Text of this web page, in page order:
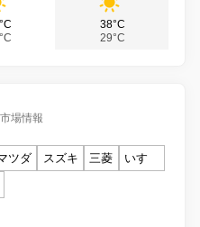
38°C
29°C
市場情報
ツダ スズキ 三菱
いすゞ